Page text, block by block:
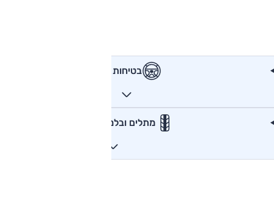
בטיחות
מתלים ובלמים